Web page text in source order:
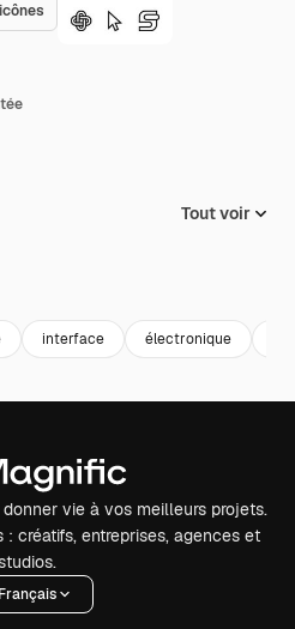
Tout voir
interface électronique
vie à vos meilleurs projets.
: créatifs, entreprises, agences et
Français